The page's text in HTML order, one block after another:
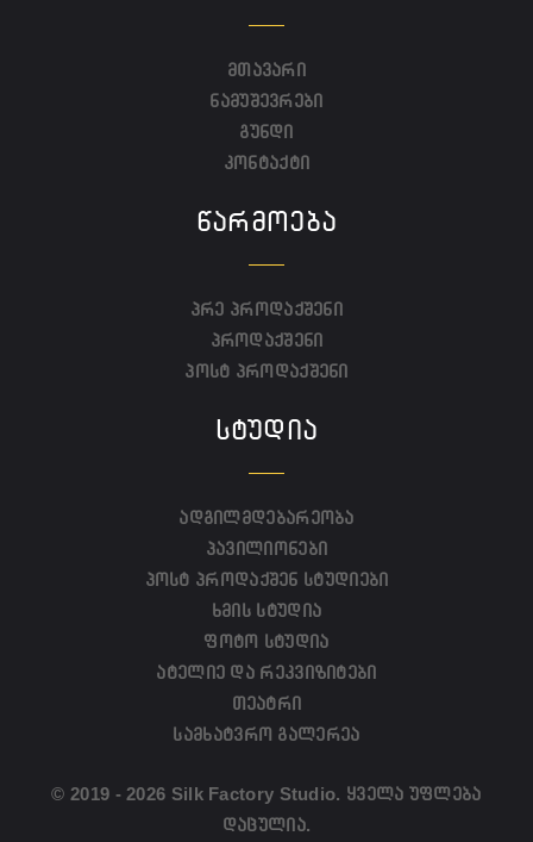
მთავარი
ნამუშევრები
გუნდი
კონტაქტი
ᲬᲐᲠᲛᲝᲔᲑᲐ
პრე პროდაქშენი
პროდაქშენი
პოსტ პროდაქშენი
ᲡᲢᲣᲓᲘᲐ
ადგილმდებარეობა
პავილიონები
პოსტ პროდაქშენ სტუდიები
ხმის სტუდია
ფოტო სტუდია
ატელიე და რეკვიზიტები
თეატრი
სამხატვრო გალერეა
© 2019 - 2026 Silk Factory Studio. ყველა უფლება
დაცულია.